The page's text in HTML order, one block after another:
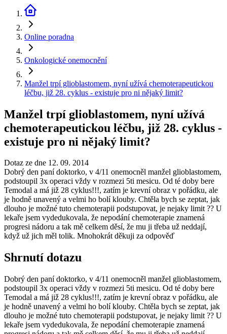
Online poradna
Onkologické onemocnění
Manžel trpí glioblastomem, nyní užívá chemoterapeutickou
léčbu, již 28. cyklus - existuje pro ni nějaký limit?
Manžel trpí glioblastomem, nyní užívá
chemoterapeutickou léčbu, již 28. cyklus -
existuje pro ni nějaký limit?
Dotaz ze dne 12. 09. 2014
Dobrý den paní doktorko, v 4/11 onemocněl manžel glioblastomem,
podstoupil 3x operaci vždy v rozmezi 5ti mesicu. Od té doby bere
Temodal a má již 28 cyklus!!!, zatím je krevní obraz v pořádku, ale
je hodně unavený a velmi ho bolí klouby. Chtěla bych se zeptat, jak
dlouho je možné tuto chemoterapii podstupovat, je nejaky limit ?? U
lekaře jsem vydedukovala, že nepodání chemoterapie znamená
progresi nádoru a tak mě celkem děsí, že mu ji třeba už neddají,
když už jich měl tolik. Mnohokrát děkuji za odpověď
Shrnutí dotazu
Dobrý den paní doktorko, v 4/11 onemocněl manžel glioblastomem,
podstoupil 3x operaci vždy v rozmezi 5ti mesicu. Od té doby bere
Temodal a má již 28 cyklus!!!, zatím je krevní obraz v pořádku, ale
je hodně unavený a velmi ho bolí klouby. Chtěla bych se zeptat, jak
dlouho je možné tuto chemoterapii podstupovat, je nejaky limit ?? U
lekaře jsem vydedukovala, že nepodání chemoterapie znamená